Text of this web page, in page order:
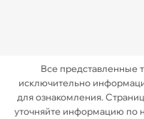
Все представленные
исключительно
для ознакомления.
уточняйте информацию по